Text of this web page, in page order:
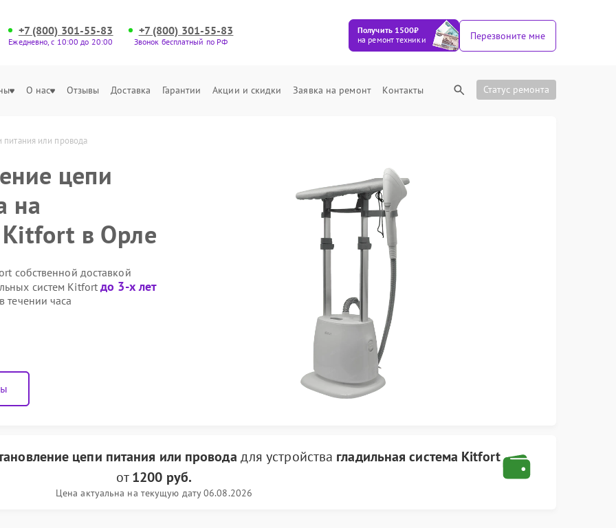
+7 (800) 301-55-83
Ежедневно, с 10:00 до 20:00
+7 (800) 301-55-83
Звонок бесплатный по РФ
Получить 1500₽
на ремонт техники
Перезвоните мне
О нас Отзывы Доставка Гарантии Акции и скидки Заявка на ремонт Контакты Статус ремонта
питания или провода
цепи
на
Kitfort в Орле
собственной доставкой
систем Kitfortдо 3-х лет
течении часа
цепи питания или провода для устройства гладильная система Kitfort
от1200 руб.
Цена актуальна на текущую дату 06.08.2026